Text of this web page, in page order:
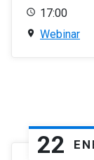
17:00
Webinar
22